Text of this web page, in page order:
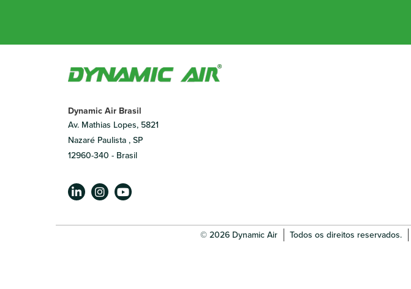
Dynamic Air Brasil
Av. Mathias Lopes, 5821
Nazaré Paulista , SP
12960-340 - Brasil
© 2026 Dynamic Air Todos os direitos reservados.